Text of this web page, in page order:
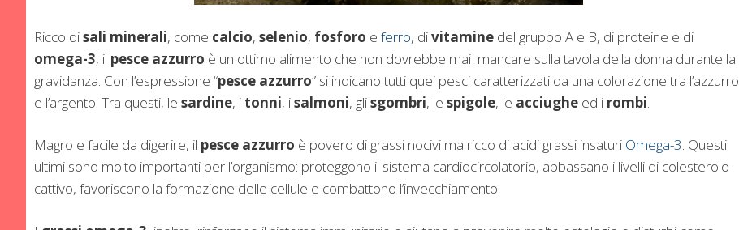
Ricco disali minerali, come calcio, selenio, fosforo e ferro, divitamine del gruppo A e B, di proteine e di
omega-3, il pesce azzurro è un ottimo alimento che non dovrebbe mai mancare sulla tavola della donna durante la
gravidanza. Con l’espressione “pesce azzurro” si indicano tutti quei pesci caratterizzati da una colorazione tra l’azzurro
e l’argento. Tra questi, le sardine, i tonni, isalmoni, glisgombri, le spigole, le acciughe ed i rombi.
Magro e facile da digerire, il pesce azzurro è povero di grassi nocivi ma ricco di acidi grassi insaturi Omega-3. Questi
ultimi sono molto importanti per l’organismo: proteggono il sistema cardiocircolatorio, abbassano i livelli di colesterolo
cattivo, favoriscono la formazione delle cellule e combattono l’invecchiamento.